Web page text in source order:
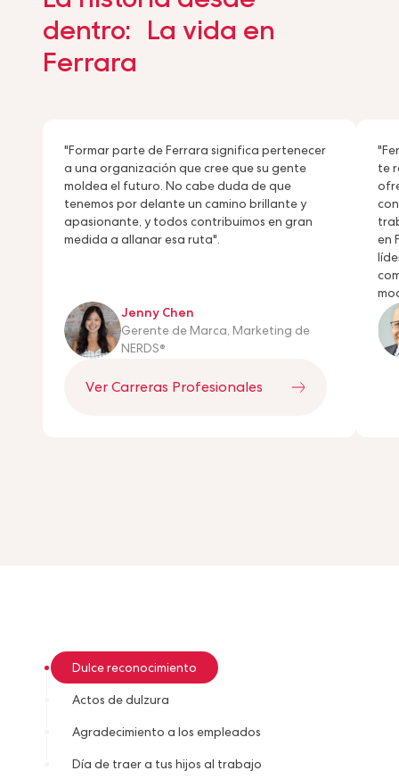
dentro: La vida en
Ferrara
"Formar parte de Ferrara significa pertenecer
a una organización que cree que su gente
moldea el futuro. No cabe duda de que
tenemos por delante un camino brillante y
apasionante, y todos contribuimos en gran
medida a allanar esa ruta".
Jenny Chen
Gerente de Marca, Marketing de
NERDS®
Ver Carreras Profesionales
te
en
Dulce reconocimiento
Actos de dulzura
Agradecimiento a los empleados
Día de traer a tus hijos al trabajo